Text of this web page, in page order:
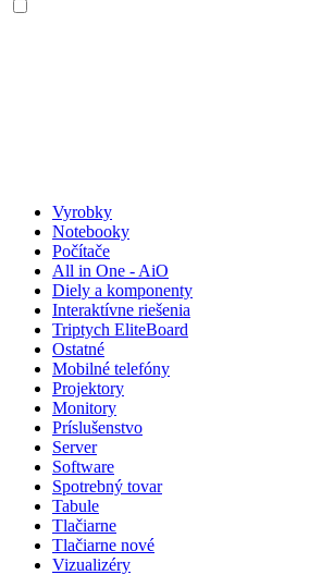
Vyrobky
Notebooky
Počítače
All in One - AiO
Diely a komponenty
Interaktívne riešenia
Triptych EliteBoard
Ostatné
Mobilné telefóny
Projektory
Monitory
Príslušenstvo
Server
Software
Spotrebný tovar
Tabule
Tlačiarne
Tlačiarne nové
Vizualizéry